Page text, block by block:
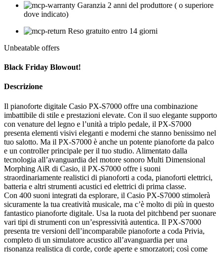
Garanzia 2 anni del produttore ( o superiore
dove indicato)
Reso gratuito entro 14 giorni
Unbeatable offers
Black Friday Blowout!
Descrizione
Il pianoforte digitale Casio PX-S7000 offre una combinazione
imbattibile di stile e prestazioni elevate. Con il suo elegante supporto
con venature del legno e l’unità a triplo pedale, il PX-S7000
presenta elementi visivi eleganti e moderni che stanno benissimo nel
tuo salotto. Ma il PX-S7000 è anche un potente pianoforte da palco
e un controller principale per il tuo studio. Alimentato dalla
tecnologia all’avanguardia del motore sonoro Multi Dimensional
Morphing AiR di Casio, il PX-S7000 offre i suoni
straordinariamente realistici di pianoforti a coda, pianoforti elettrici,
batteria e altri strumenti acustici ed elettrici di prima classe.
Con 400 suoni integrati da esplorare, il Casio PX-S7000 stimolerà
sicuramente la tua creatività musicale, ma c’è molto di più in questo
fantastico pianoforte digitale. Usa la ruota del pitchbend per suonare
vari tipi di strumenti con un’espressività autentica. Il PX-S7000
presenta tre versioni dell’incomparabile pianoforte a coda Privia,
completo di un simulatore acustico all’avanguardia per una
risonanza realistica di corde, corde aperte e smorzatori; così come